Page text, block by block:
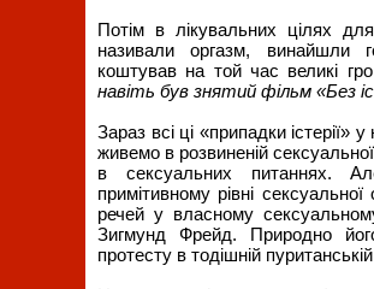
Потім в лікувальних цілях
називали оргазм, винайшли
коштував на той час великі
навіть був знятий фільм «Без
Зараз всі ці «припадки істерії»
живемо в розвиненій
в сексуальних питаннях.
примітивному рівні
речей у власному
Зигмунд Фрейд. Природно
протесту в тодішній